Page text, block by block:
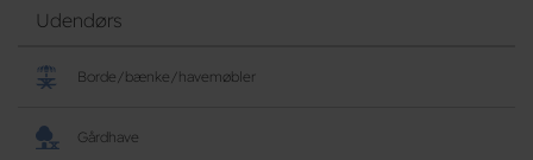
Udendørs
Borde/bænke/havemøbler
Gårdhave